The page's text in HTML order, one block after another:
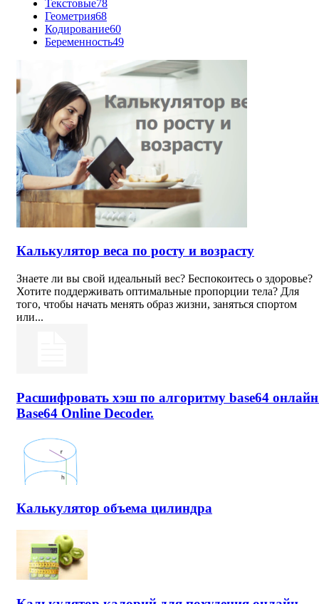
Текстовые78
Геометрия68
Кодирование60
Беременность49
Калькулятор веса по росту и возрасту
Знаете ли вы свой идеальный вес? Беспокоитесь о здоровье?
Хотите поддерживать оптимальные пропорции тела? Для
того, чтобы начать менять образ жизни, заняться спортом
или...
Расшифровать хэш по алгоритму base64
Base64 Online Decoder.
Калькулятор объема цилиндра